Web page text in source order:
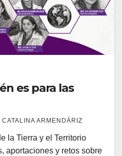
es para las
CATALINA ARMENDÁRIZ
la Tierra y el Territorio
aportaciones y retos sobre